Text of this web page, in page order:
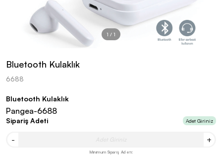
Bluetooth Kulaklık
6688
1 / 1
Bluetooth Kulaklık
Pangea-6688
Sipariş Adeti Adet Giriniz
- +
Minimum Sipariş Adeti: